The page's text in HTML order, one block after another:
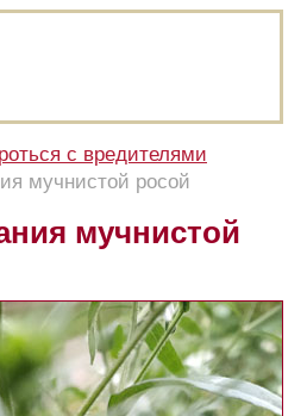
с вредителями
мучнистой росой
мучнистой